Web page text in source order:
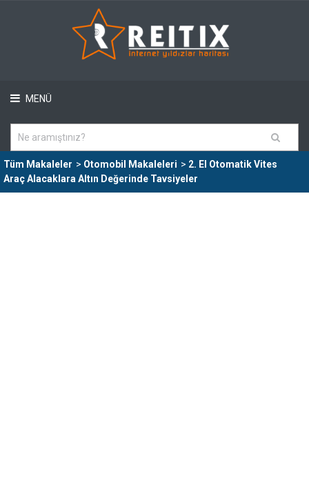
MENÜ
Tüm Makaleler > Otomobil Makaleleri > 2. El Otomatik Vites
Araç Alacaklara Altın Değerinde Tavsiyeler